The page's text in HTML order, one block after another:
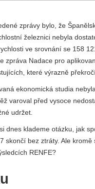
zprávy bylo, že
železnici nebyla
ve srovnání se 158
zpráva Nadace pro
které výrazně
ekonomická studia
varoval před vysoce
udržet.
dnes klademe otázku, jak
skončí bez ztráty. Ale
RENFE?